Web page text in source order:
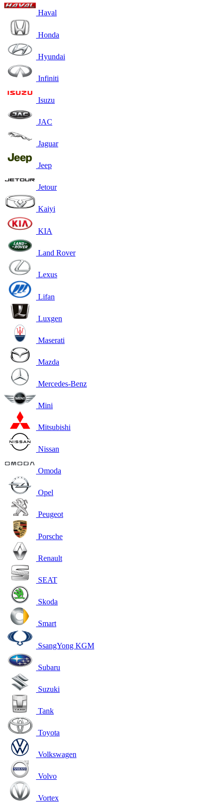
Haval
Honda
Hyundai
Infiniti
Isuzu
JAC
Jaguar
Jeep
Jetour
Kaiyi
KIA
Land Rover
Lexus
Lifan
Luxgen
Maserati
Mazda
Mercedes-Benz
Mini
Mitsubishi
Nissan
Omoda
Opel
Peugeot
Porsche
Renault
SEAT
Skoda
Smart
SsangYong KGM
Subaru
Suzuki
Tank
Toyota
Volkswagen
Volvo
Vortex